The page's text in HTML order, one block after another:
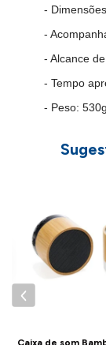
-
-
- Alcance
- Tempo
- Peso: 530g.
Consulte a
aplicar sua
Caixa de som